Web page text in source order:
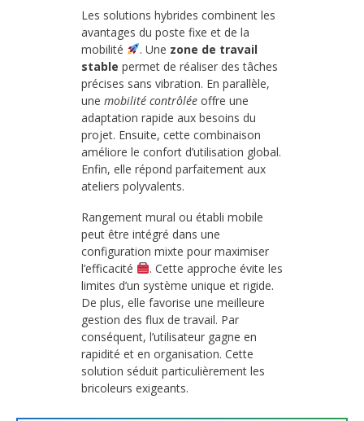
Les solutions hybrides combinent les
avantages du poste fixe et de la
mobilité
. Une zone de travail
stable permet de réaliser des tâches
précises sans vibration. En parallèle,
une mobilité contrôlée offre une
adaptation rapide aux besoins du
projet. Ensuite, cette combinaison
améliore le confort d’utilisation global.
Enfin, elle répond parfaitement aux
ateliers polyvalents.
Rangement mural ou établi mobile
peut être intégré dans une
configuration mixte pour maximiser
l’efficacité
. Cette approche évite les
limites d’un système unique et rigide.
De plus, elle favorise une meilleure
gestion des flux de travail. Par
conséquent, l’utilisateur gagne en
rapidité et en organisation. Cette
solution séduit particulièrement les
bricoleurs exigeants.